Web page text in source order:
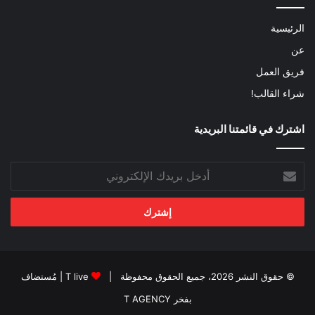
الرئيسية
عن
فريق العمل
شراء القالب!
اشترك في قائمتنا البريدية
بريدك
الإلكتروني
© حقوق النشر 2026، جميع الحقوق محفوظة | T live | مُستضاف
بفخر T AGENCY